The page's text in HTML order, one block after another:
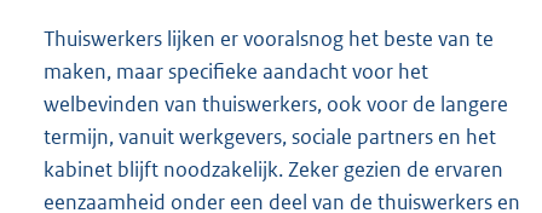
Thuiswerkers lijken er vooralsnog het beste van te
maken, maar specifieke aandacht voor het
welbevinden van thuiswerkers, ook voor de langere
termijn, vanuit werkgevers, sociale partners en het
kabinet blijft noodzakelijk. Zeker gezien de ervaren
eenzaamheid onder een deel van de thuiswerkers en